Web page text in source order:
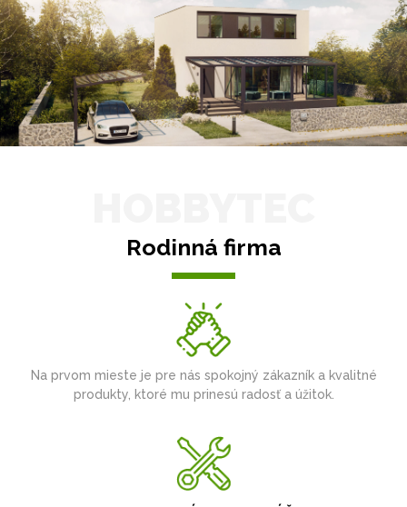
Rodinná firma
Na prvom mieste je pre nás spokojný zákazník a kvalitné
produkty, ktoré mu prinesú radosť a úžitok.